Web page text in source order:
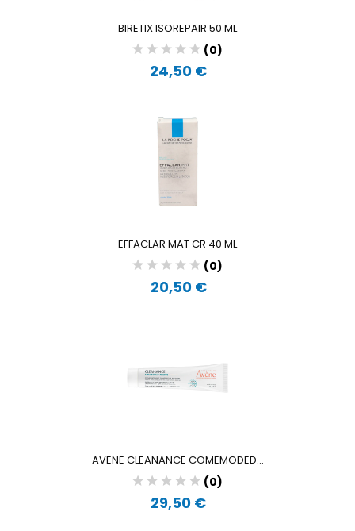
BIRETIX ISOREPAIR 50 ML
(0)
24,50 €
EFFACLAR MAT CR 40 ML
(0)
20,50 €
AVENE CLEANANCE COMEMODED...
(0)
29,50 €